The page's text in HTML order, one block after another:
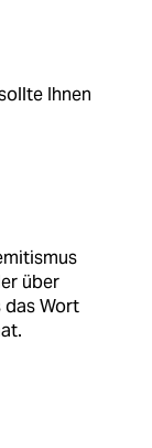
Ihnen
über
das Wort